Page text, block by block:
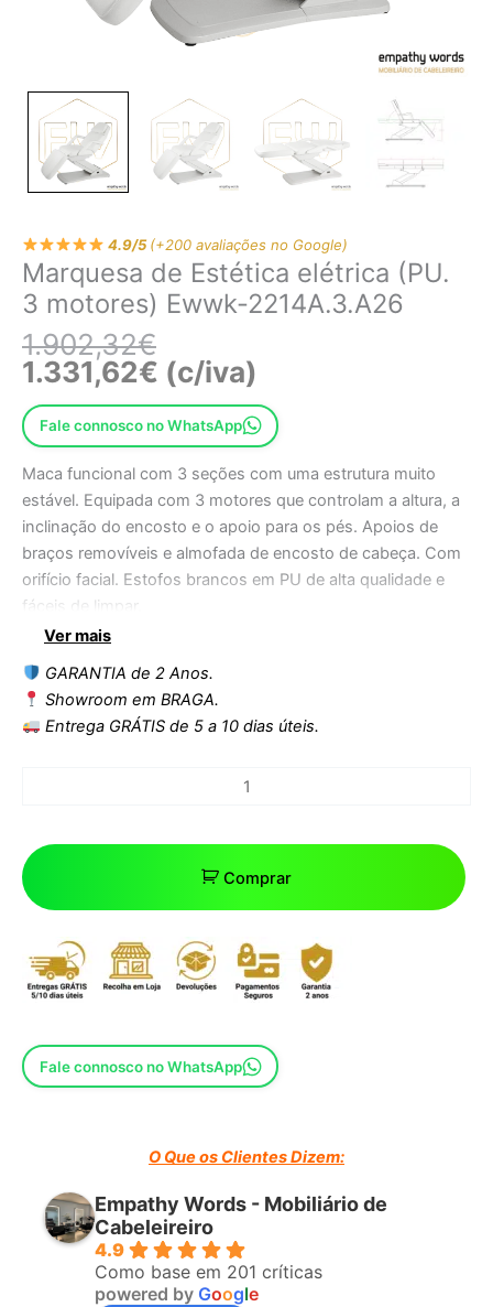
4.9/5(+200 avaliações no Google)
Marquesa de Estética elétrica (PU.
3 motores) Ewwk-2214A.3.A26
1.902,32€
1.331,62€ (c/iva)
Fale connosco no WhatsApp
Maca funcional com 3 seções com uma estrutura muito
estável. Equipada com 3 motores que controlam a altura, a
inclinação do encosto e o apoio para os pés. Apoios de
braços removíveis e almofada de encosto de cabeça. Com
orifício facial. Estofos brancos em PU de alta qualidade e
fáceis de limpar.
Ver mais
GARANTIA de 2 Anos.
Showroom em BRAGA.
Entrega GRÁTIS de 5 a 10 dias úteis.
Comprar
Fale connosco no WhatsApp
O Que os Clientes Dizem:
Empathy Words - Mobiliário de
Cabeleireiro
4.9
Como base em 201 críticas
powered by Google